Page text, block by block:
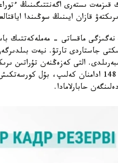
قىزمەت ىستەرى اگەنتتىگىنىڭ
قازان ايىنىڭ سوڭىندا
ماقساتى - مەملەكەتتىك
حابارلامادا.